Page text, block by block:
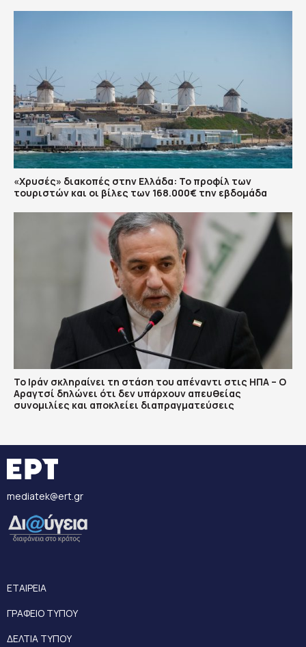
«Χρυσές» διακοπές στην Ελλάδα: Το προφίλ των
τουριστών και οι βίλες των 168.000€ την εβδομάδα
Το Ιράν σκληραίνει τη στάση του απέναντι στις ΗΠΑ – Ο
Αραγτσί δηλώνει ότι δεν υπάρχουν απευθείας
συνομιλίες και αποκλείει διαπραγματεύσεις
mediatek@ert.gr
ΕΤΑΙΡΕΙΑ
ΓΡΑΦΕΙΟ ΤΥΠΟΥ
ΔΕΛΤΙΑ ΤΥΠΟΥ